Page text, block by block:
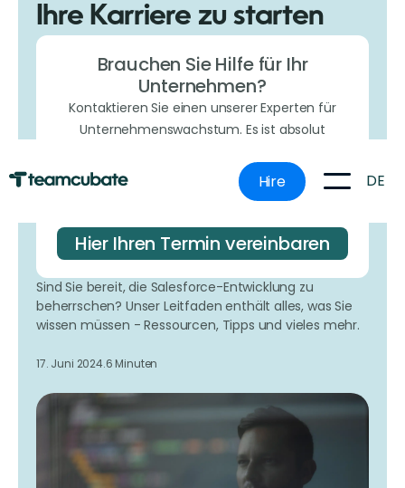
Ihre Karriere zu starten
Brauchen Sie Hilfe für Ihr
Unternehmen?
Kontaktieren Sie einen unserer Experten für
Unternehmenswachstum. Es ist absolut
geholfen, herauszufinden, wie sie ihr
Unternehmen effektiver ausbauen können, ohne
Hier Ihren Termin vereinbaren
Sind Sie bereit, die Salesforce-Entwicklung zu
beherrschen? Unser Leitfaden enthält alles, was Sie
wissen müssen - Ressourcen, Tipps und vieles mehr.
17. Juni 2024.6 Minuten
Hire DE